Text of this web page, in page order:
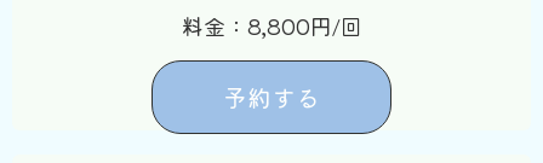
料金：8,800円/回
予約する